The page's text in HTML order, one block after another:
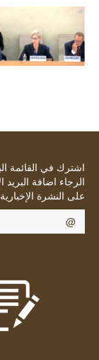
اشترك في القائمة
الرجاء اضافة
على النشرة